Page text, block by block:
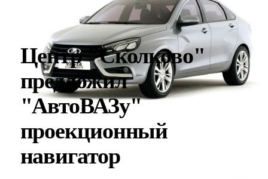
Центр "Сколково"
предложил
"АвтоВАЗу"
проекционный
навигатор